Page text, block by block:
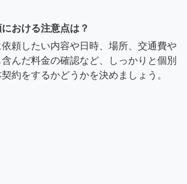
おける注意点は？
頼したい内容や日時、場所、交通費や
んだ料金の確認など、しっかりと個別
約をするかどうかを決めましょう。